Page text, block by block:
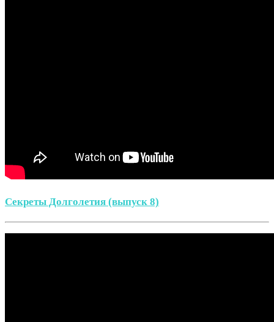
Секреты Долголетия (выпуск 8)